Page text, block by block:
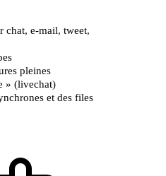
chat, e-mail, tweet,
pleines
» (livechat)
et des files